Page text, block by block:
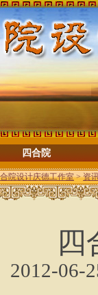
四合院
院设计庆德工作室>资
四
2012-06-